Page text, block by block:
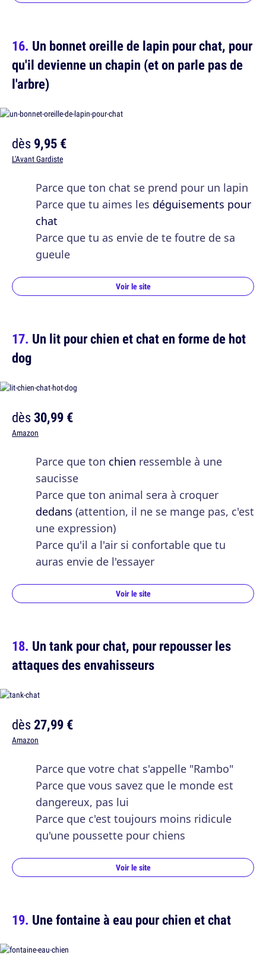
Un bonnet oreille de lapin pour chat, pour
qu'il devienne un chapin (et on parle pas de
l'arbre)
dès9,95 €
L'Avant Gardiste
Parce que ton chat se prend pour un lapin
Parce que tu aimes les déguisements pour
chat
Parce que tu as envie de te foutre de sa
gueule
Voir le site
Un lit pour chien et chat en forme de hot
dog
dès30,99 €
Amazon
Parce que ton chien ressemble à une
saucisse
Parce que ton animal sera à croquer
dedans (attention, il ne se mange pas, c'est
une expression)
Parce qu'il a l'air si confortable que tu
auras envie de l'essayer
Voir le site
Un tank pour chat, pour repousser les
attaques des envahisseurs
dès27,99 €
Amazon
Parce que votre chat s'appelle "Rambo"
Parce que vous savez que le monde est
dangereux, pas lui
Parce que c'est toujours moins ridicule
qu'une poussette pour chiens
Voir le site
Une fontaine à eau pour chien et chat